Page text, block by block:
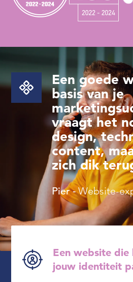
Een goede
basis van je
vraagt het
design,
content,
zich dik
Pier -Website-
Een website die
jouw identiteit